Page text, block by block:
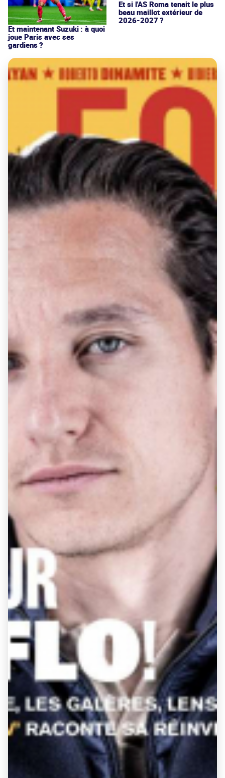
Et maintenant Suzuki : à quoi
joue Paris avec ses
gardiens ?
Et si l'AS Roma tenait le plus
beau maillot extérieur de
2026-2027 ?